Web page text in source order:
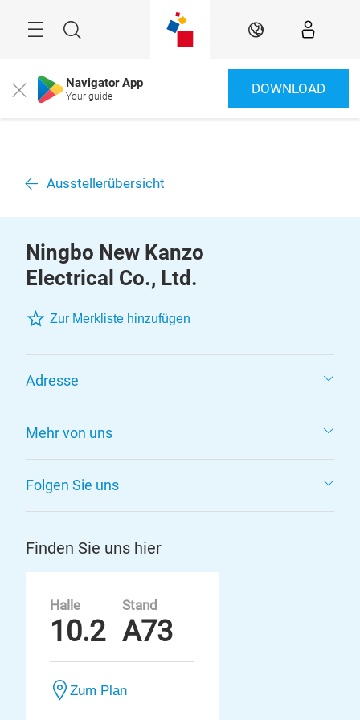
Suche DE
Close Navigator App
Your guide DOWNLOAD
Ausstellerübersicht
Ningbo New Kanzo
Electrical Co., Ltd.
Zur Merkliste hinzufügen
Adresse
Mehr von uns
Folgen Sie uns
Finden Sie uns hier
Halle
10.2
Stand
A73
Zum Plan